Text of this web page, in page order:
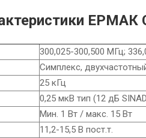
ЕРМАК
300,025-300,500 МГц;
Симплекс,
25 кГц
0,25 мкВ тип (12 дБ
Мин. 1 Вт / макс. 15 Вт
11,2-15,5 В пост.т.